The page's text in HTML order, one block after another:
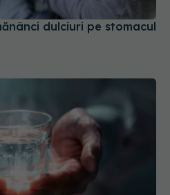
dulciuri pe stomacul